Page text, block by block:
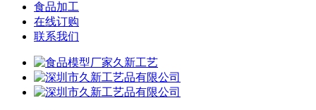
食品加工
在线订购
联系我们